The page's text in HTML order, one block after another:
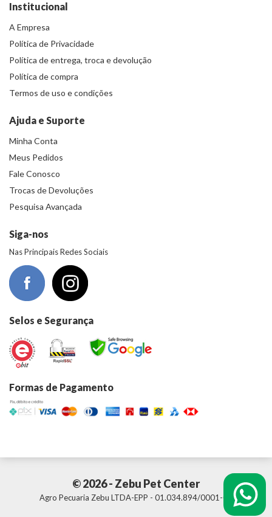
Institucional
A Empresa
Política de Privacidade
Política de entrega, troca e devolução
Política de compra
Termos de uso e condições
Ajuda e Suporte
Minha Conta
Meus Pedidos
Fale Conosco
Trocas de Devoluções
Pesquisa Avançada
Siga-nos
Nas Principais Redes Sociais
Selos e Segurança
Formas de Pagamento
© 2026 - Zebu Pet Center
Agro Pecuaria Zebu LTDA-EPP - 01.034.894/0001-01